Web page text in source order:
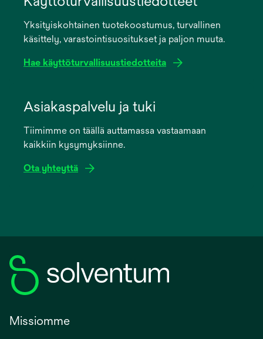
newYksityiskohtainen tuotekoostumus, turvallinen
käsittely, varastointisuositukset ja paljon muuta.
Hae käyttöturvallisuustiedotteita
new
Asiakaspalvelu ja tuki
Tiimimme on täällä auttamassa vastaamaan
kaikkiin kysymyksiinne.
Ota yhteyttä
Missiomme